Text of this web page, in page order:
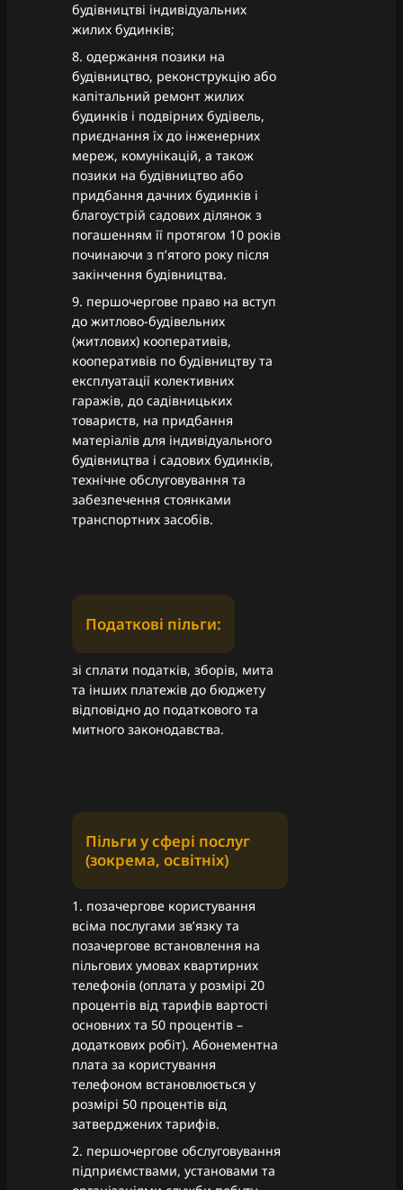
будівництві індивідуальних
жилих будинків;
8. одержання позики на
будівництво, реконструкцію або
капітальний ремонт жилих
будинків і подвірних будівель,
приєднання їх до інженерних
мереж, комунікацій, а також
позики на будівництво або
придбання дачних будинків і
благоустрій садових ділянок з
погашенням її протягом 10 років
починаючи з п’ятого року після
закінчення будівництва.
9. першочергове право на вступ
до житлово-будівельних
(житлових) кооперативів,
кооперативів по будівництву та
експлуатації колективних
гаражів, до садівницьких
товариств, на придбання
матеріалів для індивідуального
будівництва і садових будинків,
технічне обслуговування та
забезпечення стоянками
транспортних засобів.
Податкові пільги:
зі сплати податків, зборів, мита
та інших платежів до бюджету
відповідно до податкового та
митного законодавства.
Пільги у сфері послуг
(зокрема, освітніх)
1. позачергове користування
всіма послугами зв’язку та
позачергове встановлення на
пільгових умовах квартирних
телефонів (оплата у розмірі 20
процентів від тарифів вартості
основних та 50 процентів –
додаткових робіт). Абонементна
плата за користування
телефоном встановлюється у
розмірі 50 процентів від
затверджених тарифів.
2. першочергове обслуговування
підприємствами, установами та